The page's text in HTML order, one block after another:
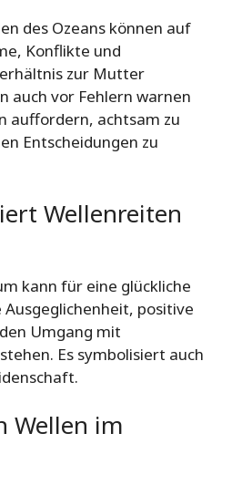
des Ozeans können auf
Konflikte und
zur Mutter
auch vor Fehlern warnen
auffordern, achtsam zu
Entscheidungen zu
Wellenreiten
kann für eine glückliche
Ausgeglichenheit, positive
Umgang mit
Es symbolisiert auch
Wellen im